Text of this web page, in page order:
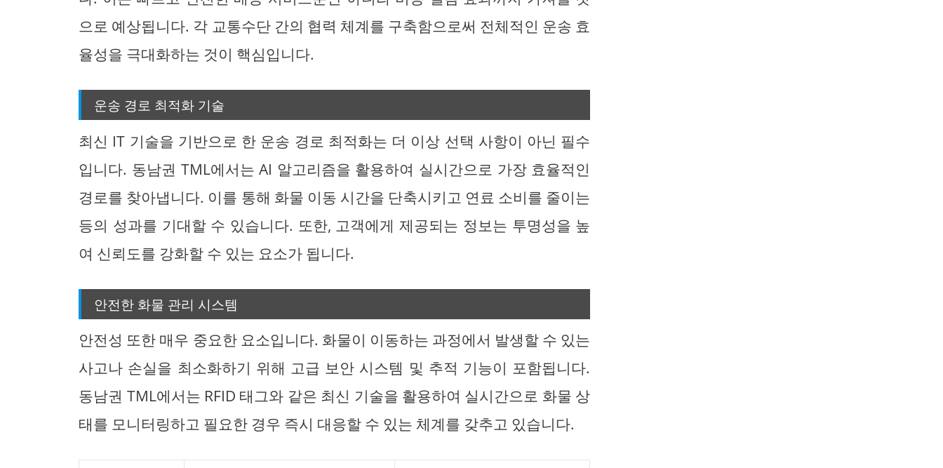
으로 예상됩니다. 각 교통수단 간의 협력 체계를 구축함으로써 전체적인 운송 효
율성을 극대화하는 것이 핵심입니다.
운송 경로 최적화 기술
최신 IT 기술을 기반으로 한 운송 경로 최적화는 더 이상 선택 사항이 아닌 필수
입니다. 동남권 TML에서는 AI 알고리즘을 활용하여 실시간으로 가장 효율적인
경로를 찾아냅니다. 이를 통해 화물 이동 시간을 단축시키고 연료 소비를 줄이는
등의 성과를 기대할 수 있습니다. 또한, 고객에게 제공되는 정보는 투명성을 높
여 신뢰도를 강화할 수 있는 요소가 됩니다.
안전한 화물 관리 시스템
안전성 또한 매우 중요한 요소입니다. 화물이 이동하는 과정에서 발생할 수 있는
사고나 손실을 최소화하기 위해 고급 보안 시스템 및 추적 기능이 포함됩니다.
동남권 TML에서는 RFID 태그와 같은 최신 기술을 활용하여 실시간으로 화물 상
태를 모니터링하고 필요한 경우 즉시 대응할 수 있는 체계를 갖추고 있습니다.